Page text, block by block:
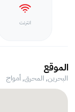
انترنت
الموقع
البحرين, المحرق,أمواج